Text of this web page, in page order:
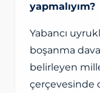
yapmalıyım?
Yabancı
boşanma
belirleyen
çerçevesinde